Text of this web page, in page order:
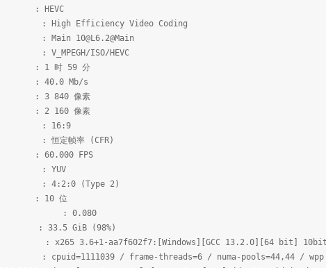
Efficiency Video Coding
10@L6.2@Main
ISO/HEVC
59 分
Mb/s
像素
像素
16:9
帧率 (CFR)
FPS
YUV
(Type 2)
位
*帧率)] : 0.080
GiB (98%)
aa7f602f7:[Windows][GCC 13.2.0][64 bit]
/ frame-threads=6 / numa-pools=44,44 / wpp / no-